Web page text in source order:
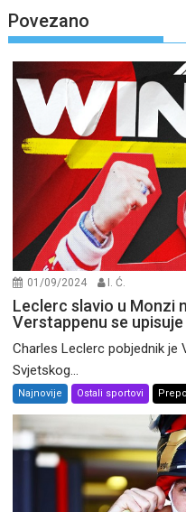
Povezano
01/09/2024 I. Ć.
Leclerc slavio u Monzi
Verstappenu se
Charles Leclerc pobjednik je
Svjetskog...
Najnovije Ostali sportovi